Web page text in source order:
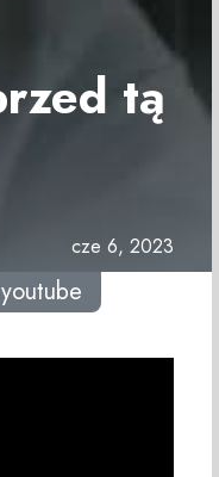
tą
cze 6, 2023
youtube